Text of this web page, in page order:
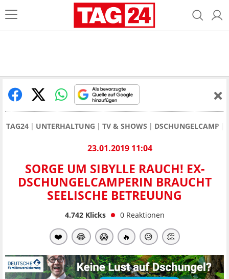
TAG24 UNTERHALTUNG TV & SHOWS DSCHUNGELCAMP
23.01.2019 11:04
SORGE UM SIBYLLE RAUCH! EX-
DSCHUNGELCAMPERIN BRAUCHT
SEELISCHE BETREUUNG
4.742Klicks 0 Reaktionen
❤️ 😂 😱 🔥 😥 👏